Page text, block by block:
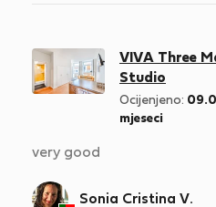
VIVA Three
Studio
Ocijenjeno:
mjeseci
very good
Sonia Cristina V.